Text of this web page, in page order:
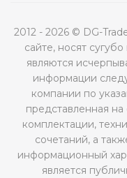
2012 - 2026 © DG-
сайте, носят
являются
информации
компании по
представленная
комплектации,
сочетаний, а
информационный
является